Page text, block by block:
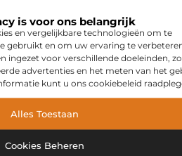
is voor ons belangrijk
en vergelijkbare technologieën om te
gebruikt en om uw ervaring te
ingezet voor verschillende doeleinden,
advertenties en het meten van het
kunt u ons cookiebeleid
Alles Toestaan
Cookies Beheren
MARKETING